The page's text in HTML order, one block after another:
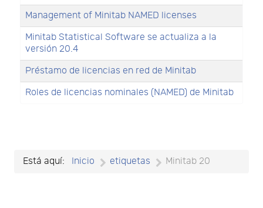
Management of Minitab NAMED licenses
Minitab Statistical Software se actualiza a la
versión 20.4
Préstamo de licencias en red de Minitab
Roles de licencias nominales (NAMED) de Minitab
Está aquí: Inicio etiquetas Minitab 20